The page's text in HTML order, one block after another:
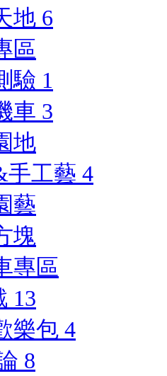
地 6
區
驗 1
車 3
地
手工藝 4
藝
塊
專區
13
樂包 4
8